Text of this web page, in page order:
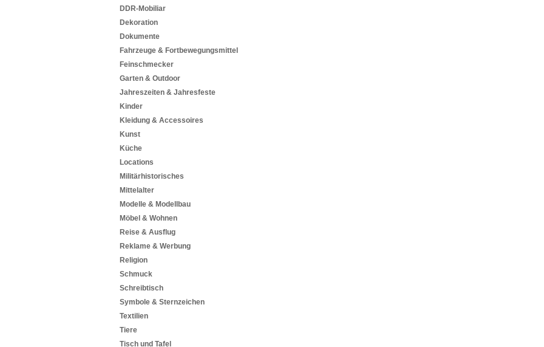
DDR-Mobiliar
Dekoration
Dokumente
Fahrzeuge & Fortbewegungsmittel
Feinschmecker
Garten & Outdoor
Jahreszeiten & Jahresfeste
Kinder
Kleidung & Accessoires
Kunst
Küche
Locations
Militärhistorisches
Mittelalter
Modelle & Modellbau
Möbel & Wohnen
Reise & Ausflug
Reklame & Werbung
Religion
Schmuck
Schreibtisch
Symbole & Sternzeichen
Textilien
Tiere
Tisch und Tafel